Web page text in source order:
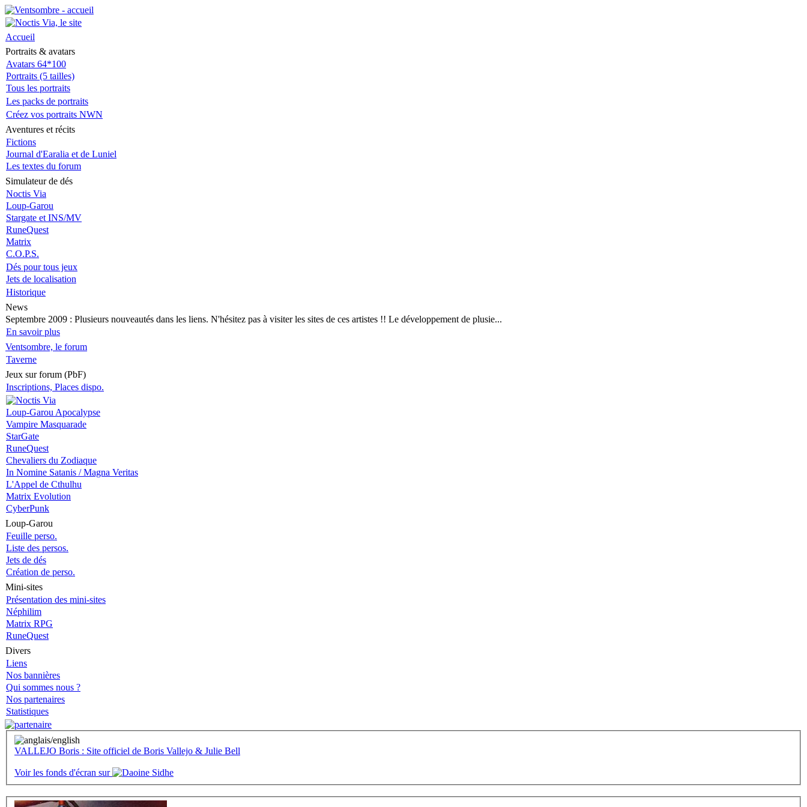
Accueil
Portraits & avatars
Avatars 64*100
Portraits (5 tailles)
Tous les portraits
Les packs de portraits
Créez vos portraits NWN
Aventures et récits
Fictions
Journal d'Earalia et de Luniel
Les textes du forum
Simulateur de dés
Noctis Via
Loup-Garou
Stargate et INS/MV
RuneQuest
Matrix
C.O.P.S.
Dés pour tous jeux
Jets de localisation
Historique
News
Septembre 2009 : Plusieurs nouveautés dans les liens. N'hésitez pas à visiter les sites de ces artistes !! Le développement de plusie...
En savoir plus
Ventsombre, le forum
Taverne
Jeux sur forum (PbF)
Inscriptions, Places dispo.
Loup-Garou Apocalypse
Vampire Masquarade
StarGate
RuneQuest
Chevaliers du Zodiaque
In Nomine Satanis / Magna Veritas
L'Appel de Cthulhu
Matrix Evolution
CyberPunk
Loup-Garou
Feuille perso.
Liste des persos.
Jets de dés
Création de perso.
Mini-sites
Présentation des mini-sites
Néphilim
Matrix RPG
RuneQuest
Divers
Liens
Nos bannières
Qui sommes nous ?
Nos partenaires
Statistiques
VALLEJO Boris : Site officiel de Boris Vallejo & Julie Bell
Voir les fonds d'écran sur